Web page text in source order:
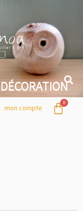
DÉCORATION
mon compte